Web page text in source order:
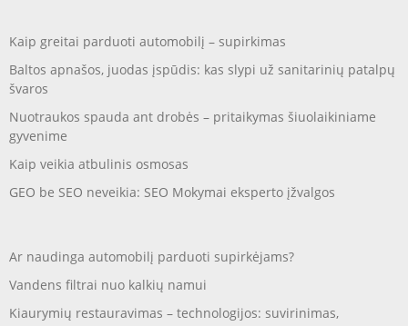
Kaip greitai parduoti automobilį – supirkimas
Baltos apnašos, juodas įspūdis: kas slypi už sanitarinių patalpų
švaros
Nuotraukos spauda ant drobės – pritaikymas šiuolaikiniame
gyvenime
Kaip veikia atbulinis osmosas
GEO be SEO neveikia: SEO Mokymai eksperto įžvalgos
Ar naudinga automobilį parduoti supirkėjams?
Vandens filtrai nuo kalkių namui
Kiaurymių restauravimas – technologijos: suvirinimas,